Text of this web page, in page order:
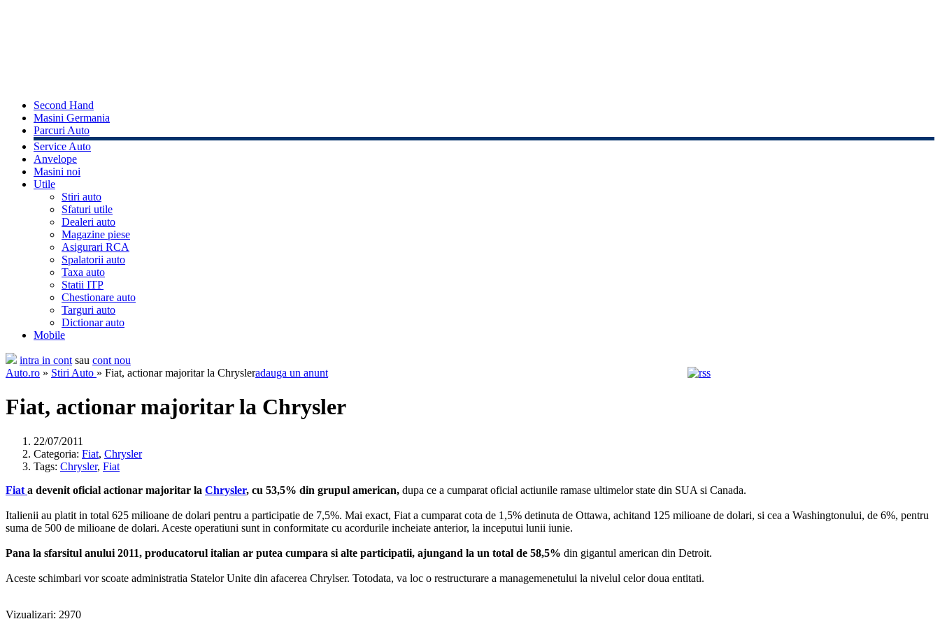
Second Hand
Masini Germania
Parcuri Auto
Service Auto
Anvelope
Masini noi
Utile
Stiri auto
Sfaturi utile
Dealeri auto
Magazine piese
Asigurari RCA
Spalatorii auto
Taxa auto
Statii ITP
Chestionare auto
Targuri auto
Dictionar auto
Mobile
intra in cont sau cont nou
Auto.ro » Stiri Auto » Fiat, actionar majoritar la Chrysleradauga un anunt
Fiat, actionar majoritar la Chrysler
22/07/2011
Categoria: Fiat, Chrysler
Tags: Chrysler, Fiat
Fiat a devenit oficial actionar majoritar la Chrysler, cu 53,5% din grupul american, dupa ce a cumparat oficial actiunile ramase ultimelor state din SUA si Canada.
Italienii au platit in total 625 milioane de dolari pentru a participatie de 7,5%. Mai exact, Fiat a cumparat cota de 1,5% detinuta de Ottawa, achitand 125 milioane de dolari, si cea a Washingtonului, de 6%, pentru
suma de 500 de milioane de dolari. Aceste operatiuni sunt in conformitate cu acordurile incheiate anterior, la inceputui lunii iunie.
Pana la sfarsitul anului 2011, producatorul italian ar putea cumpara si alte participatii, ajungand la un total de 58,5% din gigantul american din Detroit.
Aceste schimbari vor scoate administratia Statelor Unite din afacerea Chrylser. Totodata, va loc o restructurare a managemenetului la nivelul celor doua entitati.
Vizualizari: 2970